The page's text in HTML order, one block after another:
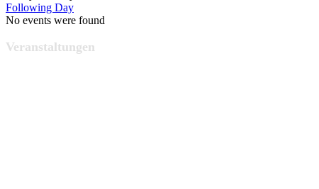
Following Day
No events were found
Veranstaltungen